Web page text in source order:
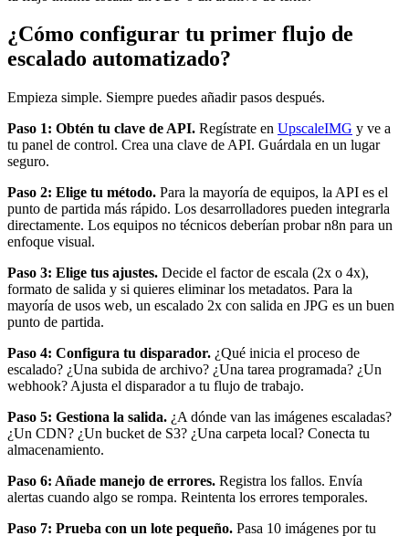
¿Cómo configurar tu primer flujo de
escalado automatizado?
Empieza simple. Siempre puedes añadir pasos después.
Paso 1: Obtén tu clave de API. Regístrate en UpscaleIMG y ve a
tu panel de control. Crea una clave de API. Guárdala en un lugar
seguro.
Paso 2: Elige tu método. Para la mayoría de equipos, la API es el
punto de partida más rápido. Los desarrolladores pueden integrarla
directamente. Los equipos no técnicos deberían probar n8n para un
enfoque visual.
Paso 3: Elige tus ajustes. Decide el factor de escala (2x o 4x),
formato de salida y si quieres eliminar los metadatos. Para la
mayoría de usos web, un escalado 2x con salida en JPG es un buen
punto de partida.
Paso 4: Configura tu disparador. ¿Qué inicia el proceso de
escalado? ¿Una subida de archivo? ¿Una tarea programada? ¿Un
webhook? Ajusta el disparador a tu flujo de trabajo.
Paso 5: Gestiona la salida. ¿A dónde van las imágenes escaladas?
¿Un CDN? ¿Un bucket de S3? ¿Una carpeta local? Conecta tu
almacenamiento.
Paso 6: Añade manejo de errores. Registra los fallos. Envía
alertas cuando algo se rompa. Reintenta los errores temporales.
Paso 7: Prueba con un lote pequeño. Pasa 10 imágenes por tu